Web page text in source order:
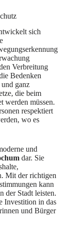
sich
Verbreitung
Bedenken
und ganz
die beim
werden müssen.
respektiert
wo es
und
dar. Sie
Mit der richtigen
kann
der Stadt leisten.
Investition in das
und Bürger